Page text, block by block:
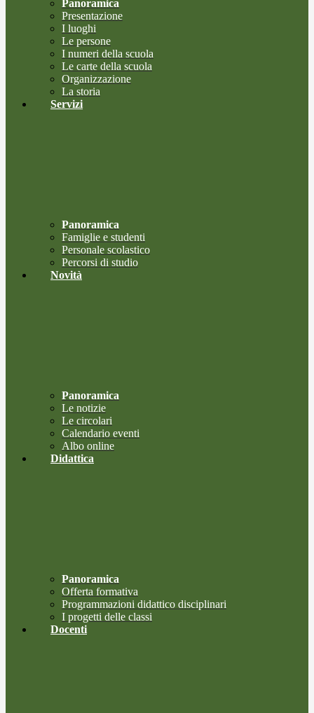
Panoramica
Presentazione
I luoghi
Le persone
I numeri della scuola
Le carte della scuola
Organizzazione
La storia
Servizi
Panoramica
Famiglie e studenti
Personale scolastico
Percorsi di studio
Novità
Panoramica
Le notizie
Le circolari
Calendario eventi
Albo online
Didattica
Panoramica
Offerta formativa
Programmazioni didattico disciplinari
I progetti delle classi
Docenti